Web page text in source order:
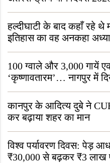
हल्दीघाटी के बाद कहाँ रहे थे
इतिहास का वह अनकहा
जीवित है
100 ग्वाले और 3,000 गायें
‘कृष्णावतारम’… नागपुर में
“ऐसा तो सिर्फ़ कृष्ण ही कर
कानपुर के आदित्य दुबे ने
कर बढ़ाया शहर का मान
विश्व पर्यावरण दिवस: पेड़
₹30,000 से बढ़कर ₹3 लाख